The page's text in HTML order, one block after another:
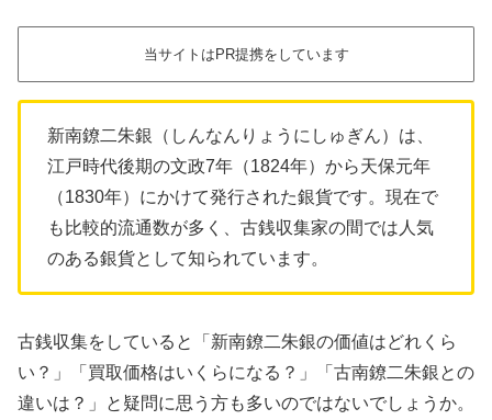
当サイトはPR提携をしています
新南鐐二朱銀（しんなんりょうにしゅぎん）は、
江戸時代後期の文政7年（1824年）から天保元年
（1830年）にかけて発行された銀貨です。現在で
も比較的流通数が多く、古銭収集家の間では人気
のある銀貨として知られています。
古銭収集をしていると「新南鐐二朱銀の価値はどれくら
い？」「買取価格はいくらになる？」「古南鐐二朱銀との
違いは？」と疑問に思う方も多いのではないでしょうか。